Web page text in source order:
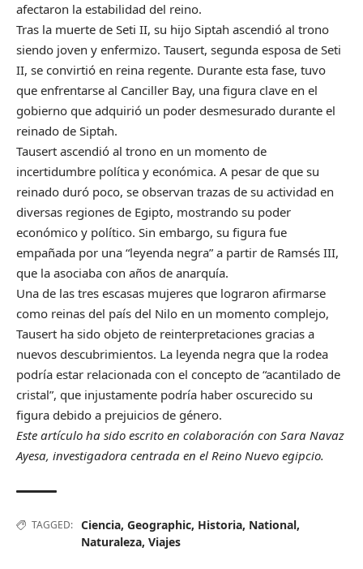
afectaron la estabilidad del reino.
Tras la muerte de Seti II, su hijo Siptah ascendió al trono
siendo joven y enfermizo. Tausert, segunda esposa de Seti
II, se convirtió en reina regente. Durante esta fase, tuvo
que enfrentarse al Canciller Bay, una figura clave en el
gobierno que adquirió un poder desmesurado durante el
reinado de Siptah.
Tausert ascendió al trono en un momento de
incertidumbre política y económica. A pesar de que su
reinado duró poco, se observan trazas de su actividad en
diversas regiones de Egipto, mostrando su poder
económico y político. Sin embargo, su figura fue
empañada por una “leyenda negra” a partir de Ramsés III,
que la asociaba con años de anarquía.
Una de las tres escasas mujeres que lograron afirmarse
como reinas del país del Nilo en un momento complejo,
Tausert ha sido objeto de reinterpretaciones gracias a
nuevos descubrimientos. La leyenda negra que la rodea
podría estar relacionada con el concepto de “acantilado de
cristal”, que injustamente podría haber oscurecido su
figura debido a prejuicios de género.
Este artículo ha sido escrito en colaboración con Sara Navaz
Ayesa, investigadora centrada en el Reino Nuevo egipcio.
TAGGED: Ciencia, Geographic, Historia, National,
Naturaleza, Viajes